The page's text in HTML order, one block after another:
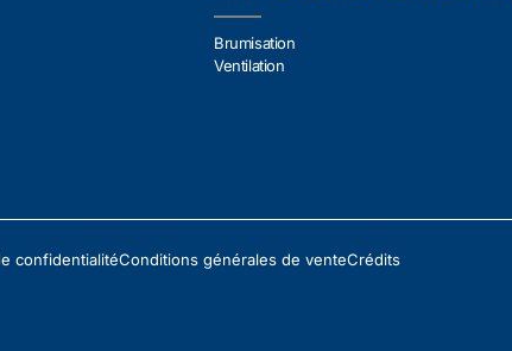
Brumisation
Ventilation
confidentialitéConditions générales de venteCrédits